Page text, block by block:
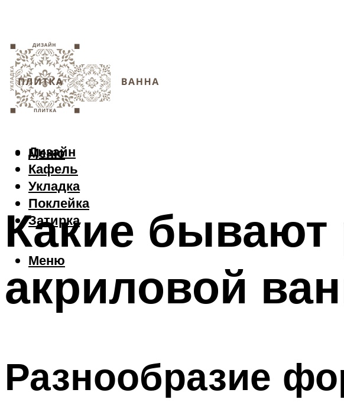
Дизайн
Кафель
Укладка
Поклейка
Затирка
Меню
Меню
Какие
акриловой
Разнообразие